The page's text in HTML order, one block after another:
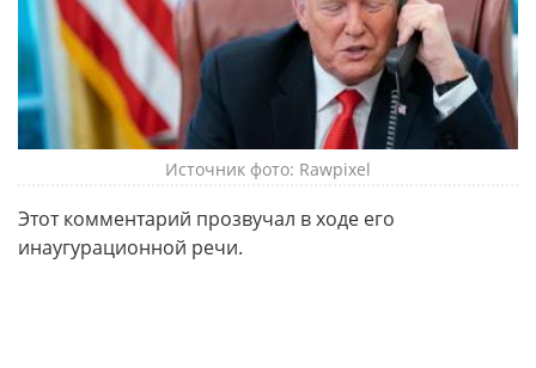
Источник фото: Rawpixel
Этот комментарий прозвучал в ходе его
инаугурационной речи.